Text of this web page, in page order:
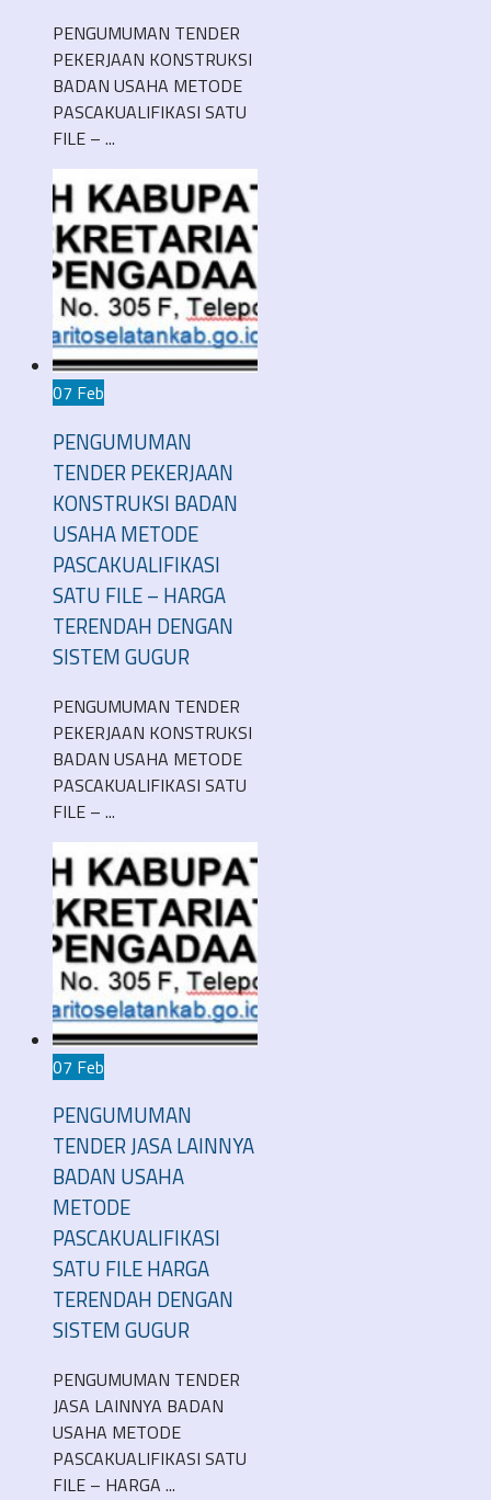
PENGUMUMAN TENDER
PEKERJAAN KONSTRUKSI
BADAN USAHA METODE
PASCAKUALIFIKASI SATU
FILE – ...
07 Feb
PENGUMUMAN
TENDER PEKERJAAN
KONSTRUKSI BADAN
USAHA METODE
PASCAKUALIFIKASI
SATU FILE – HARGA
TERENDAH DENGAN
SISTEM GUGUR
PENGUMUMAN TENDER
PEKERJAAN KONSTRUKSI
BADAN USAHA METODE
PASCAKUALIFIKASI SATU
FILE – ...
07 Feb
PENGUMUMAN
TENDER JASA LAINNYA
BADAN USAHA
METODE
PASCAKUALIFIKASI
SATU FILE HARGA
TERENDAH DENGAN
SISTEM GUGUR
PENGUMUMAN TENDER
JASA LAINNYA BADAN
USAHA METODE
PASCAKUALIFIKASI SATU
FILE – HARGA ...